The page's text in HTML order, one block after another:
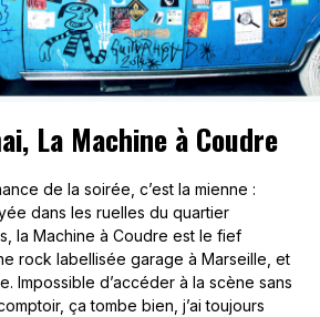
La Machine à Coudre
de la soirée, c’est la mienne :
dans les ruelles du quartier
la Machine à Coudre est le fief
rock labellisée garage à Marseille, et
Impossible d’accéder à la scène sans
ça tombe bien, j’ai toujours